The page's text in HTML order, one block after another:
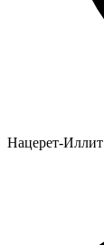
Нацерет-Иллит